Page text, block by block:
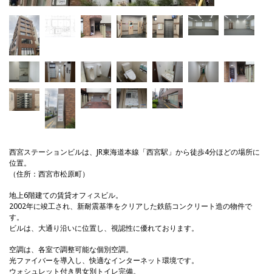
西宮ステーションビルは、JR東海道本線「西宮駅」から徒歩4分ほどの場所に
位置。
（住所：西宮市松原町）
地上6階建ての賃貸オフィスビル。
2002年に竣工され、新耐震基準をクリアした鉄筋コンクリート造の物件で
す。
ビルは、大通り沿いに位置し、視認性に優れております。
空調は、各室で調整可能な個別空調。
光ファイバーを導入し、快適なインターネット環境です。
ウォシュレット付き男女別トイレ完備。